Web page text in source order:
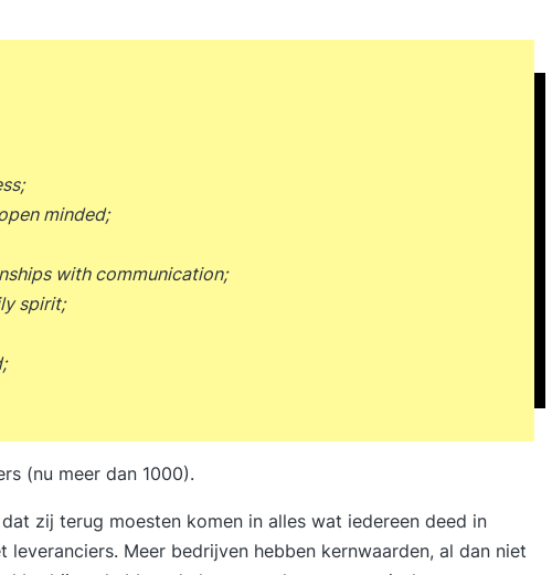
minded;
with communication;
spirit;
(nu meer dan 1000).
zij terug moesten komen in alles wat iedereen deed in
leveranciers. Meer bedrijven hebben kernwaarden, al dan niet